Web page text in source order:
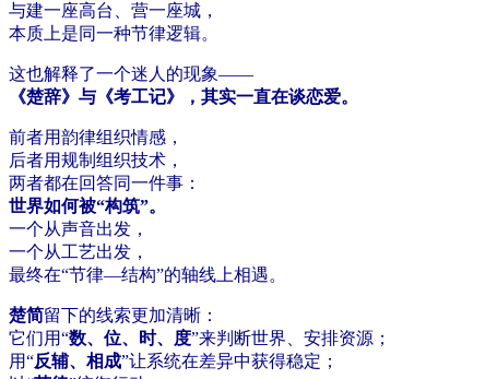
与建一座高台、营一座城，
本质上是同一种节律逻辑。
这也解释了一个迷人的现象——
《楚辞》与《考工记》，其实一直在谈恋爱。
前者用韵律组织情感，
后者用规制组织技术，
两者都在回答同一件事：
世界如何被“构筑”。
一个从声音出发，
一个从工艺出发，
最终在“节律—结构”的轴线上相遇。
楚简留下的线索更加清晰：
它们用“数、位、时、度”来判断世界、安排资源；
用“反辅、相成”让系统在差异中获得稳定；